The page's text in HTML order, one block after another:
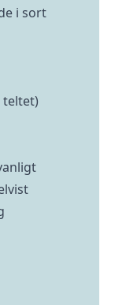
i sort
teltet)